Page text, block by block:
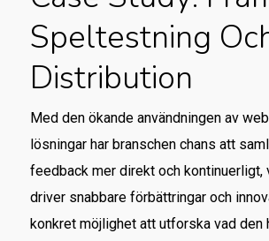
Speltestning
Distribution
Med den ökande användningen av
lösningar har branschen chans att
feedback mer direkt och kontinuerligt,
driver snabbare förbättringar och
konkret möjlighet att utforska vad den